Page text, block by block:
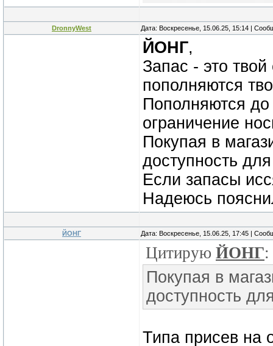
DronnyWest Дата: Воскресенье, 15.06.25, 15:14 |
ЙОНГ,
Запас - это
пополняются
Пополняются
ограничение
Покупая в
доступность
Если запасы
Надеюсь
ЙОНГ Дата: Воскресенье, 15.06.25, 17:45 |
Цитирую ЙОНГ:
Покупая в
доступность
Типа присев на